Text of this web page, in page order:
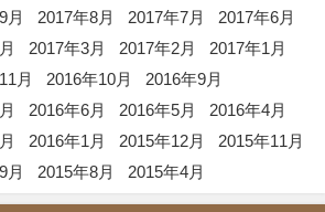
月 2017年8月 2017年7月
2017年6月
2017年3月 2017年2月
2017年1月
月 2016年10月
2016年9月
2016年6月 2016年5月
2016年4月
2016年1月 2015年12月
2015年11月
月 2015年8月 2015年4月